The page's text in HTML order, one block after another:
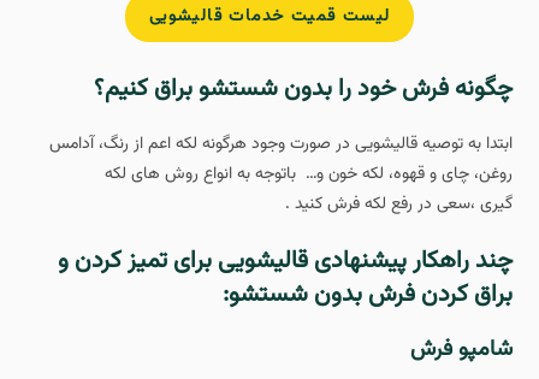
لیست قمیت خدمات قالیشویی
چگونه فرش خود را بدون شستشو براق کنیم؟
ابتدا به توصیه قالیشویی در صورت وجود هرگونه لکه اعم از رنگ، آدامس
روغن، چای و قهوه، لکه خون و… باتوجه به انواع روش های لکه
گیری ،سعی در رفع لکه فرش کنید .
چند راهکار پیشنهادی قالیشویی برای تمیز کردن و
براق کردن فرش بدون شستشو:
شامپو فرش